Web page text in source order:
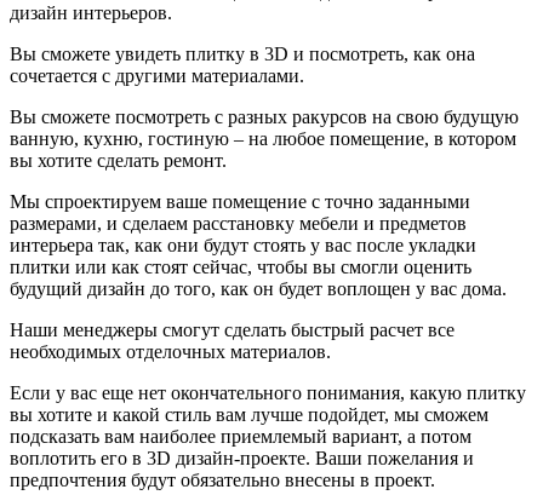
дизайн интерьеров.
Вы сможете увидеть плитку в 3D и посмотреть, как она
сочетается с другими материалами.
Вы сможете посмотреть с разных ракурсов на свою будущую
ванную, кухню, гостиную – на любое помещение, в котором
вы хотите сделать ремонт.
Мы спроектируем ваше помещение с точно заданными
размерами, и сделаем расстановку мебели и предметов
интерьера так, как они будут стоять у вас после укладки
плитки или как стоят сейчас, чтобы вы смогли оценить
будущий дизайн до того, как он будет воплощен у вас дома.
Наши менеджеры смогут сделать быстрый расчет все
необходимых отделочных материалов.
Если у вас еще нет окончательного понимания, какую плитку
вы хотите и какой стиль вам лучше подойдет, мы сможем
подсказать вам наиболее приемлемый вариант, а потом
воплотить его в 3D дизайн-проекте. Ваши пожелания и
предпочтения будут обязательно внесены в проект.